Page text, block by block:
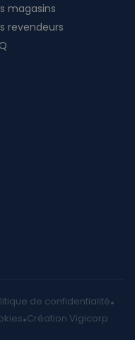
magasins
revendeurs
de confidentialité
Création Vigicorp